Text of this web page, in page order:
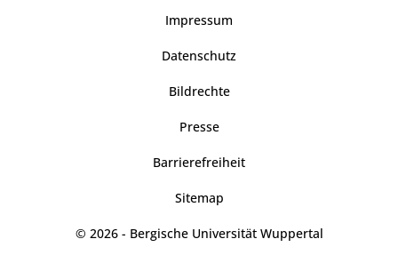
Impressum
Datenschutz
Bildrechte
Presse
Barrierefreiheit
Sitemap
© 2026 - Bergische Universität Wuppertal